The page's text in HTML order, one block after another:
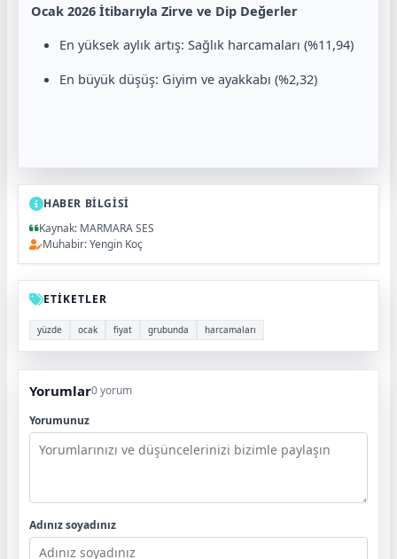
Ocak 2026 İtibarıyla Zirve ve Dip Değerler
En yüksek aylık artış: Sağlık harcamaları (%11,94)
En büyük düşüş: Giyim ve ayakkabı (%2,32)
HABER BİLGİSİ
Kaynak: MARMARA SES
Muhabir: Yengin Koç
ETİKETLER
yüzde ocak fiyat grubunda harcamaları
Yorumlar0 yorum
Yorumunuz
Adınız soyadınız